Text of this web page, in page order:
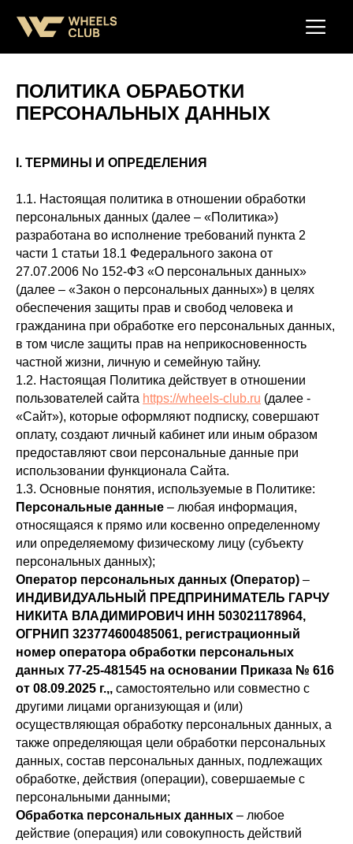
ПОЛИТИКА ОБРАБОТКИ
ПЕРСОНАЛЬНЫХ ДАННЫХ
I. ТЕРМИНЫ И ОПРЕДЕЛЕНИЯ
1.1. Настоящая политика в отношении обработки
персональных данных (далее – «Политика»)
разработана во исполнение требований пункта 2
части 1 статьи 18.1 Федерального закона от
27.07.2006 No 152-ФЗ «О персональных данных»
(далее – «Закон о персональных данных») в целях
обеспечения защиты прав и свобод человека и
гражданина при обработке его персональных данных,
в том числе защиты прав на неприкосновенность
частной жизни, личную и семейную тайну.
1.2. Настоящая Политика действует в отношении
пользователей сайта https://wheels-club.ru (далее -
«Сайт»), которые оформляют подписку, совершают
оплату, создают личный кабинет или иным образом
предоставляют свои персональные данные при
использовании функционала Сайта.
1.3. Основные понятия, используемые в Политике:
Персональные данные – любая информация,
относящаяся к прямо или косвенно определенному
или определяемому физическому лицу (субъекту
персональных данных);
Оператор персональных данных (Оператор) –
ИНДИВИДУАЛЬНЫЙ ПРЕДПРИНИМАТЕЛЬ ГАРЧУ
НИКИТА ВЛАДИМИРОВИЧ ИНН 503021178964,
ОГРНИП 323774600485061, регистрационный
номер оператора обработки персональных
данных 77-25-481545 на основании Приказа № 616
от 08.09.2025 г.,, самостоятельно или совместно с
другими лицами организующая и (или)
осуществляющая обработку персональных данных, а
также определяющая цели обработки персональных
данных, состав персональных данных, подлежащих
обработке, действия (операции), совершаемые с
персональными данными;
Обработка персональных данных – любое
действие (операция) или совокупность действий